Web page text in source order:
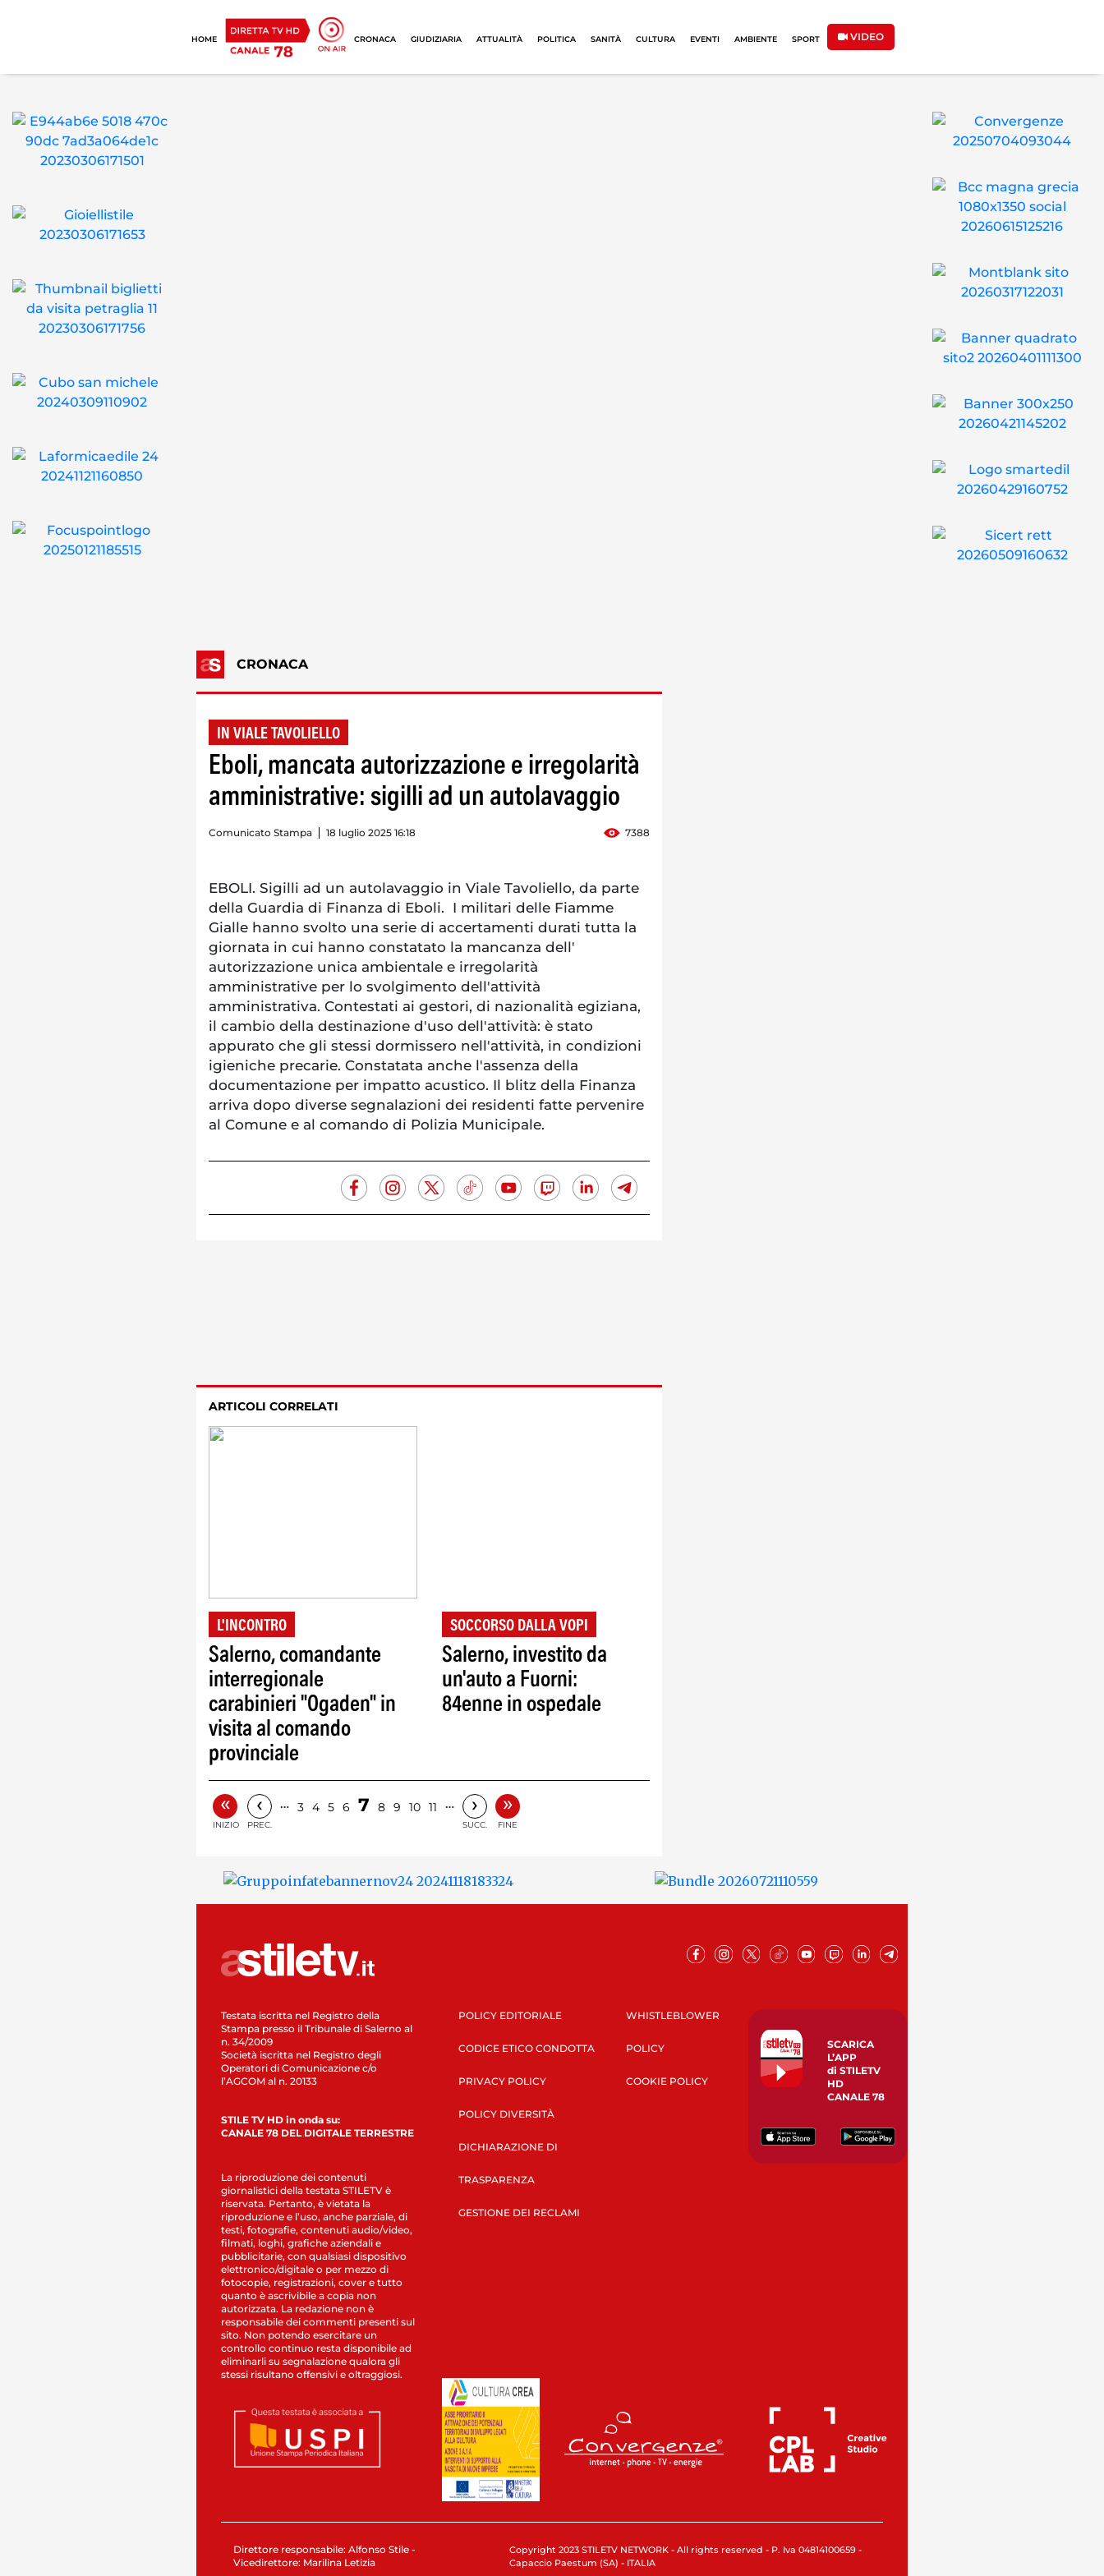
HOME CRONACA GIUDIZIARIA ATTUALITÀ POLITICA SANITÀ CULTURA EVENTI AMBIENTE SPORT VIDEO
CRONACA
IN VIALE TAVOLIELLO
Eboli, mancata autorizzazione e irregolarità
amministrative: sigilli ad un autolavaggio
Comunicato Stampa 18 luglio 2025 16:18 7388
EBOLI. Sigilli ad un autolavaggio in Viale Tavoliello, da parte
della Guardia di Finanza di Eboli. I militari delle Fiamme
Gialle hanno svolto una serie di accertamenti durati tutta la
giornata in cui hanno constatato la mancanza dell'
autorizzazione unica ambientale e irregolarità
amministrative per lo svolgimento dell'attività
amministrativa. Contestati ai gestori, di nazionalità egiziana,
il cambio della destinazione d'uso dell'attività: è stato
appurato che gli stessi dormissero nell'attività, in condizioni
igieniche precarie. Constatata anche l'assenza della
documentazione per impatto acustico. Il blitz della Finanza
arriva dopo diverse segnalazioni dei residenti fatte pervenire
al Comune e al comando di Polizia Municipale.
ARTICOLI CORRELATI
L'INCONTRO
Salerno, comandante
interregionale
carabinieri "Ogaden" in
visita al comando
provinciale
SOCCORSO DALLA VOPI
Salerno, investito da
un'auto a Fuorni:
84enne in ospedale
«
INIZIO
‹
PREC.
… 3 4 5 6 7 8 9 10 11 … ›
SUCC.
»
FINE
Testata iscritta nel Registro della
Stampa presso il Tribunale di Salerno al
n. 34/2009
Società iscritta nel Registro degli
Operatori di Comunicazione c/o
l’AGCOM al n. 20133
STILE TV HD in onda su:
CANALE 78 DEL DIGITALE TERRESTRE
La riproduzione dei contenuti
giornalistici della testata STILETV è
riservata. Pertanto, è vietata la
riproduzione e l’uso, anche parziale, di
testi, fotografie, contenuti audio/video,
filmati, loghi, grafiche aziendali e
pubblicitarie, con qualsiasi dispositivo
elettronico/digitale o per mezzo di
fotocopie, registrazioni, cover e tutto
quanto è ascrivibile a copia non
autorizzata. La redazione non è
responsabile dei commenti presenti sul
sito. Non potendo esercitare un
controllo continuo resta disponibile ad
eliminarli su segnalazione qualora gli
stessi risultano offensivi e oltraggiosi.
POLICY EDITORIALE
CODICE ETICO CONDOTTA
PRIVACY POLICY
POLICY DIVERSITÀ
DICHIARAZIONE DI
TRASPARENZA
GESTIONE DEI RECLAMI
WHISTLEBLOWER
POLICY
COOKIE POLICY
SCARICA
L’APP
di STILETV
HD
CANALE 78
Direttore responsabile: Alfonso Stile -
Vicedirettore: Marilina Letizia
Copyright 2023 STILETV NETWORK - All rights reserved - P. Iva 04814100659 -
Capaccio Paestum (SA) - ITALIA